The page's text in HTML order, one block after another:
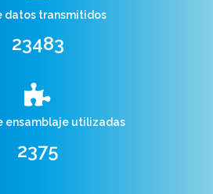
datos transmitidos
24719
ensamblaje utilizadas
2500